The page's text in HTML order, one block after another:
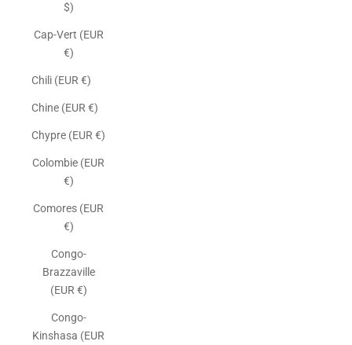
$)
Cap-Vert (EUR
€)
Chili (EUR €)
Chine (EUR €)
Chypre (EUR €)
Colombie (EUR
€)
Comores (EUR
€)
Congo-
Brazzaville
(EUR €)
Congo-
Kinshasa (EUR